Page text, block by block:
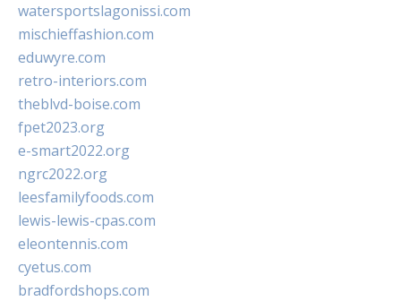
watersportslagonissi.com
mischieffashion.com
eduwyre.com
retro-interiors.com
theblvd-boise.com
fpet2023.org
e-smart2022.org
ngrc2022.org
leesfamilyfoods.com
lewis-lewis-cpas.com
eleontennis.com
cyetus.com
bradfordshops.com